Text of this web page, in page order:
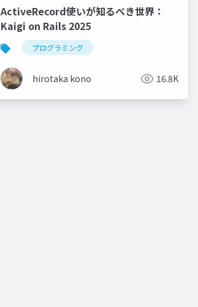
ActiveRecord使いが知るべき世界：
Kaigi on Rails 2025
プログラミング
hirotaka kono 16.8K